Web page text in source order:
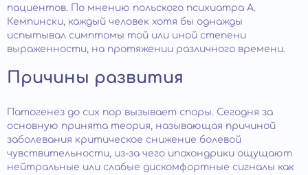
пациентов. По мнению польского психиатра А.
Кемпински, каждый человек хотя бы однажды
испытывал симптомы той или иной степени
выраженности, на протяжении различного времени.
Причины развития
Патогенез до сих пор вызывает споры. Сегодня за
основную принята теория, называющая причиной
заболевания критическое снижение болевой
чувствительности, из-за чего ипохондрики ощущают
нейтральные или слабые дискомфортные сигналы как